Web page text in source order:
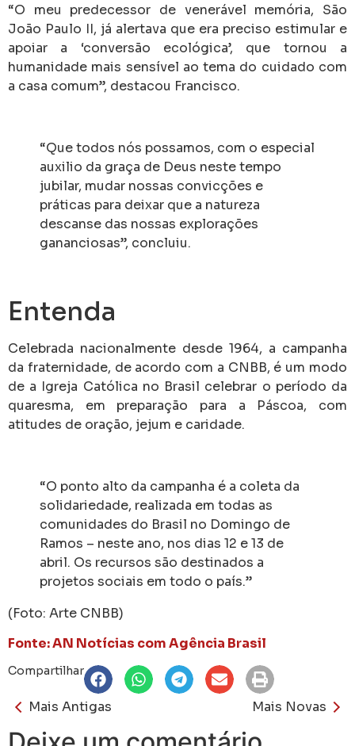
“O meu predecessor de venerável memória, São
João Paulo II, já alertava que era preciso estimular e
apoiar a ‘conversão ecológica’, que tornou a
humanidade mais sensível ao tema do cuidado com
a casa comum”, destacou Francisco.
“Que todos nós possamos, com o especial
auxilio da graça de Deus neste tempo
jubilar, mudar nossas convicções e
práticas para deixar que a natureza
descanse das nossas explorações
gananciosas”, concluiu.
Entenda
Celebrada nacionalmente desde 1964, a campanha
da fraternidade, de acordo com a CNBB, é um modo
de a Igreja Católica no Brasil celebrar o período da
quaresma, em preparação para a Páscoa, com
atitudes de oração, jejum e caridade.
“O ponto alto da campanha é a coleta da
solidariedade, realizada em todas as
comunidades do Brasil no Domingo de
Ramos – neste ano, nos dias 12 e 13 de
abril. Os recursos são destinados a
projetos sociais em todo o país.”
(Foto: Arte CNBB)
Fonte: AN Notícias com Agência Brasil
Compartilhar
Mais Antigas Mais Novas